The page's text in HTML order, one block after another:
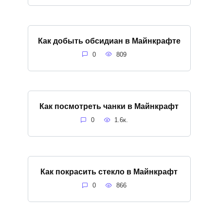
Как добыть обсидиан в Майнкрафте
0 809
Как посмотреть чанки в Майнкрафт
0 1.6к.
Как покрасить стекло в Майнкрафт
0 866